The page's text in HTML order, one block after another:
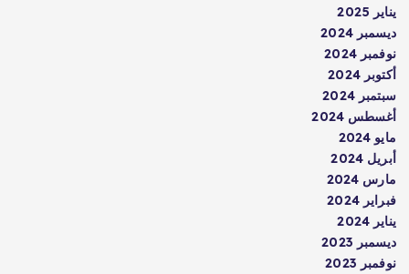
يناير 2025
ديسمبر 2024
نوفمبر 2024
أكتوبر 2024
سبتمبر 2024
أغسطس 2024
مايو 2024
أبريل 2024
مارس 2024
فبراير 2024
يناير 2024
ديسمبر 2023
نوفمبر 2023